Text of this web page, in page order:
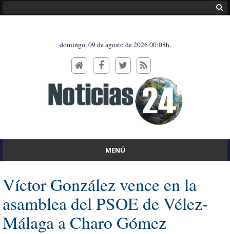
domingo, 09 de agosto de 202600:08h.
MENÚ
Víctor González vence en la
asamblea del PSOE de Vélez-
Málaga a Charo Gómez